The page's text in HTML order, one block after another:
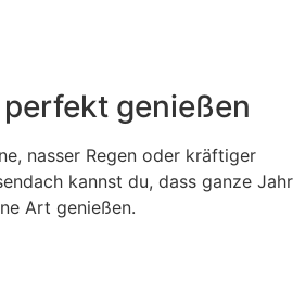
genießen
nasser Regen oder kräftiger
kannst du, dass ganze Jahr
Art genießen.